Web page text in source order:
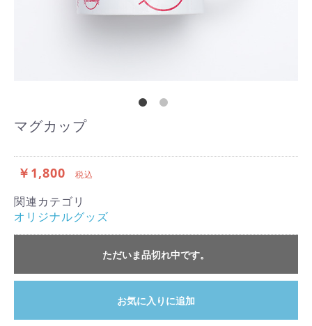
マグカップ
￥1,800 税込
関連カテゴリ
オリジナルグッズ
ただいま品切れ中です。
お気に入りに追加